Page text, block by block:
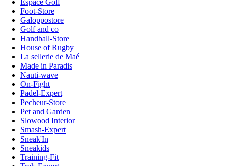
Espace Golf
Foot-Store
Galoppostore
Golf and co
Handball-Store
House of Rugby
La sellerie de Maé
Made in Paradis
Nauti-wave
On-Fight
Padel-Expert
Pecheur-Store
Pet and Garden
Slowood Interior
Smash-Expert
Sneak'In
Sneakids
Training-Fit